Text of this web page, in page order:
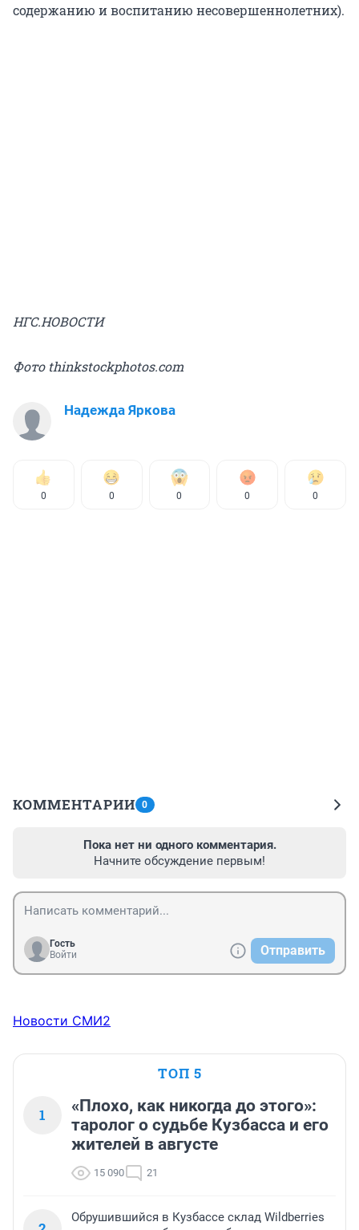
содержанию и воспитанию несовершеннолетних).
НГС.НОВОСТИ
Фото thinkstockphotos.com
Надежда Яркова
0 0 0 0 0
КОММЕНТАРИИ 0
Пока нет ни одного комментария.
Начните обсуждение первым!
Гость
Войти
Отправить
Новости СМИ2
ТОП 5
1
«Плохо, как никогда до этого»:
таролог о судьбе Кузбасса и его
жителей в августе
15 090 21
Обрушившийся в Кузбассе склад Wildberries